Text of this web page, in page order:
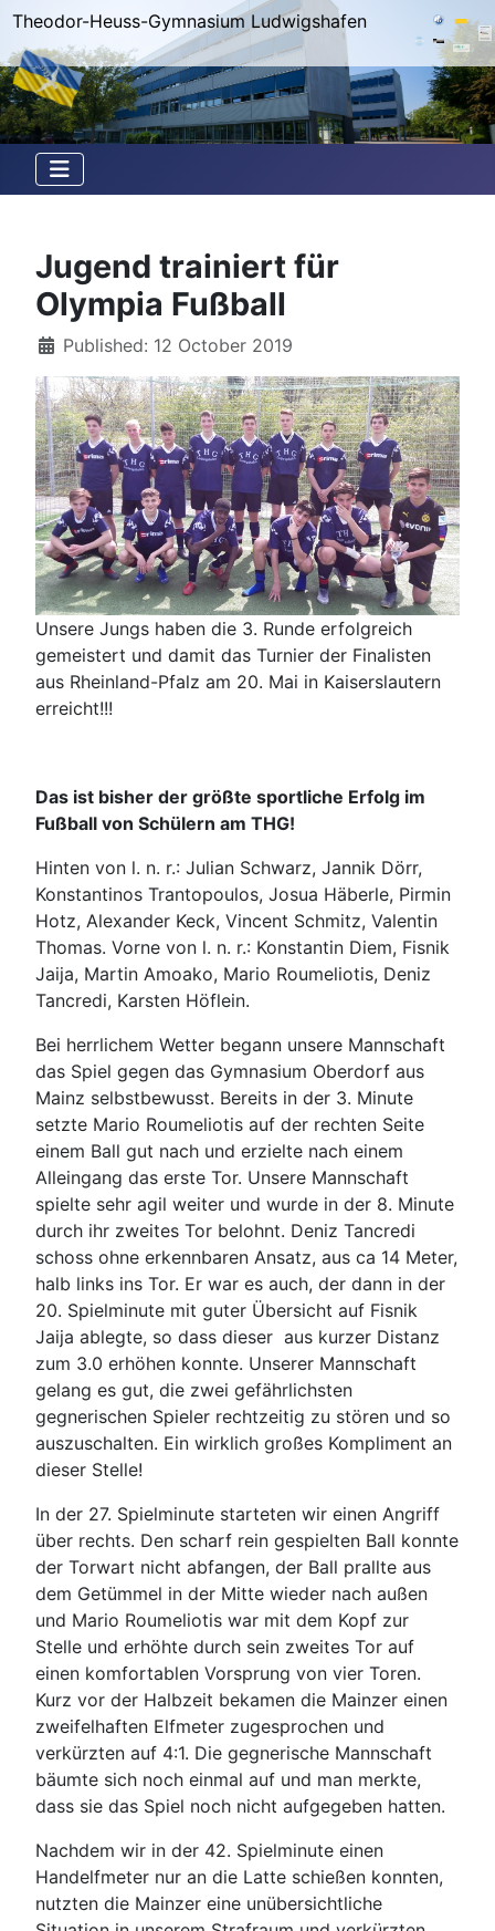
Theodor-Heuss-Gymnasium Ludwigshafen
Jugend trainiert für
Olympia Fußball
DetailsPublished: 12 October 2019
Unsere Jungs haben die 3. Runde erfolgreich
gemeistert und damit das Turnier der Finalisten
aus Rheinland-Pfalz am 20. Mai in Kaiserslautern
erreicht!!!
Das ist bisher der größte sportliche Erfolg im
Fußball von Schülern am THG!
Hinten von l. n. r.: Julian Schwarz, Jannik Dörr,
Konstantinos Trantopoulos, Josua Häberle, Pirmin
Hotz, Alexander Keck, Vincent Schmitz, Valentin
Thomas. Vorne von l. n. r.: Konstantin Diem, Fisnik
Jaija, Martin Amoako, Mario Roumeliotis, Deniz
Tancredi, Karsten Höflein.
Bei herrlichem Wetter begann unsere Mannschaft
das Spiel gegen das Gymnasium Oberdorf aus
Mainz selbstbewusst. Bereits in der 3. Minute
setzte Mario Roumeliotis auf der rechten Seite
einem Ball gut nach und erzielte nach einem
Alleingang das erste Tor. Unsere Mannschaft
spielte sehr agil weiter und wurde in der 8. Minute
durch ihr zweites Tor belohnt. Deniz Tancredi
schoss ohne erkennbaren Ansatz, aus ca 14 Meter,
halb links ins Tor. Er war es auch, der dann in der
20. Spielminute mit guter Übersicht auf Fisnik
Jaija ablegte, so dass dieser aus kurzer Distanz
zum 3.0 erhöhen konnte. Unserer Mannschaft
gelang es gut, die zwei gefährlichsten
gegnerischen Spieler rechtzeitig zu stören und so
auszuschalten. Ein wirklich großes Kompliment an
dieser Stelle!
In der 27. Spielminute starteten wir einen Angriff
über rechts. Den scharf rein gespielten Ball konnte
der Torwart nicht abfangen, der Ball prallte aus
dem Getümmel in der Mitte wieder nach außen
und Mario Roumeliotis war mit dem Kopf zur
Stelle und erhöhte durch sein zweites Tor auf
einen komfortablen Vorsprung von vier Toren.
Kurz vor der Halbzeit bekamen die Mainzer einen
zweifelhaften Elfmeter zugesprochen und
verkürzten auf 4:1. Die gegnerische Mannschaft
bäumte sich noch einmal auf und man merkte,
dass sie das Spiel noch nicht aufgegeben hatten.
Nachdem wir in der 42. Spielminute einen
Handelfmeter nur an die Latte schießen konnten,
nutzten die Mainzer eine unübersichtliche